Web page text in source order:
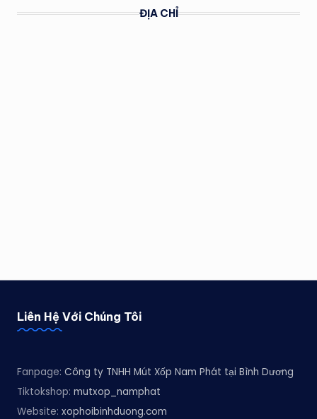
ĐỊA CHỈ
Liên Hệ Với Chúng Tôi
Fanpage: Công ty TNHH Mút Xốp Nam Phát tại Bình Dương
Tiktokshop: mutxop_namphat
Website: xophoibinhduong.com